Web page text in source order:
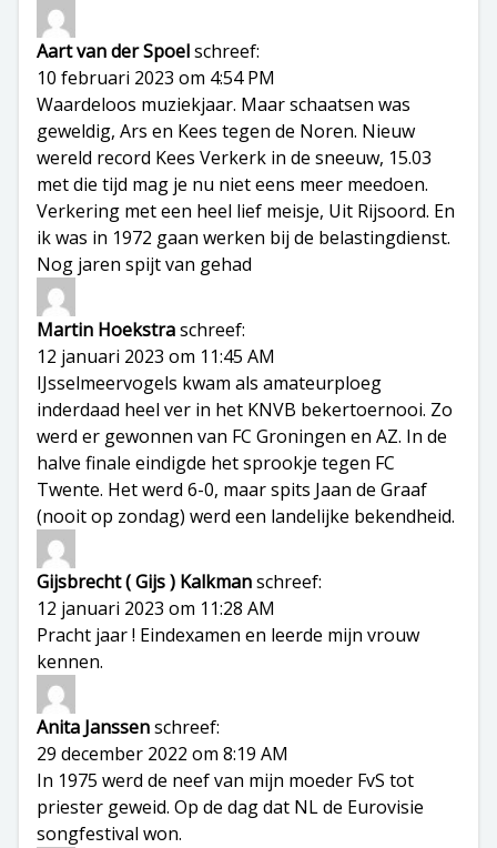
Aart van der Spoelschreef:
10 februari 2023 om 4:54 PM
Waardeloos muziekjaar. Maar schaatsen was
geweldig, Ars en Kees tegen de Noren. Nieuw
wereld record Kees Verkerk in de sneeuw, 15.03
met die tijd mag je nu niet eens meer meedoen.
Verkering met een heel lief meisje, Uit Rijsoord. En
ik was in 1972 gaan werken bij de belastingdienst.
Nog jaren spijt van gehad
Martin Hoekstraschreef:
12 januari 2023 om 11:45 AM
IJsselmeervogels kwam als amateurploeg
inderdaad heel ver in het KNVB bekertoernooi. Zo
werd er gewonnen van FC Groningen en AZ. In de
halve finale eindigde het sprookje tegen FC
Twente. Het werd 6-0, maar spits Jaan de Graaf
(nooit op zondag) werd een landelijke bekendheid.
Gijsbrecht ( Gijs ) Kalkmanschreef:
12 januari 2023 om 11:28 AM
Pracht jaar ! Eindexamen en leerde mijn vrouw
kennen.
Anita Janssenschreef:
29 december 2022 om 8:19 AM
In 1975 werd de neef van mijn moeder FvS tot
priester geweid. Op de dag dat NL de Eurovisie
songfestival won.